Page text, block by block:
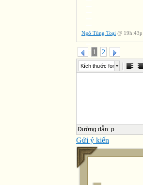
Ngô Tùng Toại @
1 2
Kích thước font
Đường dẫn: p
Gửi ý kiến